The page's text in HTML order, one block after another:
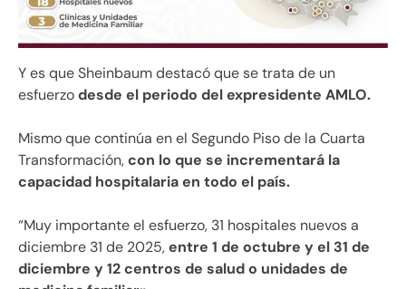
Y es que Sheinbaum destacó que se trata de un
esfuerzodesde el periodo del expresidente AMLO.
Mismo que continúa en el Segundo Piso de la Cuarta
Transformación,con lo que se incrementará la
capacidad hospitalaria en todo el país.
“Muy importante el esfuerzo, 31 hospitales nuevos a
diciembre 31 de 2025,entre 1 de octubre y el 31 de
diciembre y 12 centros de salud o unidades de